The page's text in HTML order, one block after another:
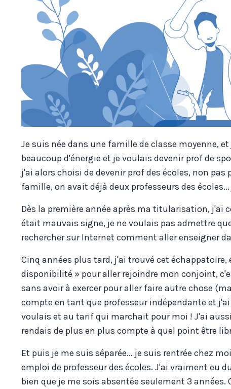
Je suis née dans une famille de classe moyenne,
beaucoup d'énergie et je voulais devenir prof de
j'ai alors choisi de devenir prof des écoles, non
famille, on avait déjà deux professeurs des
Dès la première année après ma titularisation, j'ai
était mauvais signe, je ne voulais pas admettre
rechercher sur Internet comment aller enseigner
Cinq années plus tard, j'ai trouvé cet
disponibilité » pour aller rejoindre mon conjoint,
sans avoir à exercer pour aller faire autre chose
compte en tant que professeur indépendante et
voulais et au tarif qui marchait pour moi ! J'ai
rendais de plus en plus compte à quel point être
Et puis je me suis séparée... je suis rentrée chez
emploi de professeur des écoles. J'ai vraiment eu
bien que je me sois absentée seulement 3